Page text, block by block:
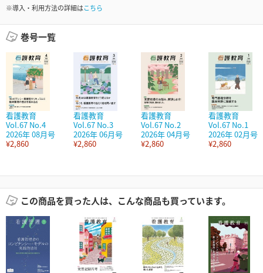
※導入・利用方法の詳細はこちら
巻号一覧
看護教育
Vol.67 No.4
2026年 08月号
¥2,860
看護教育
Vol.67 No.3
2026年 06月号
¥2,860
看護教育
Vol.67 No.2
2026年 04月号
¥2,860
看護教育
Vol.67 No.1
2026年 02月号
¥2,860
この商品を買った人は、こんな商品も買っています。